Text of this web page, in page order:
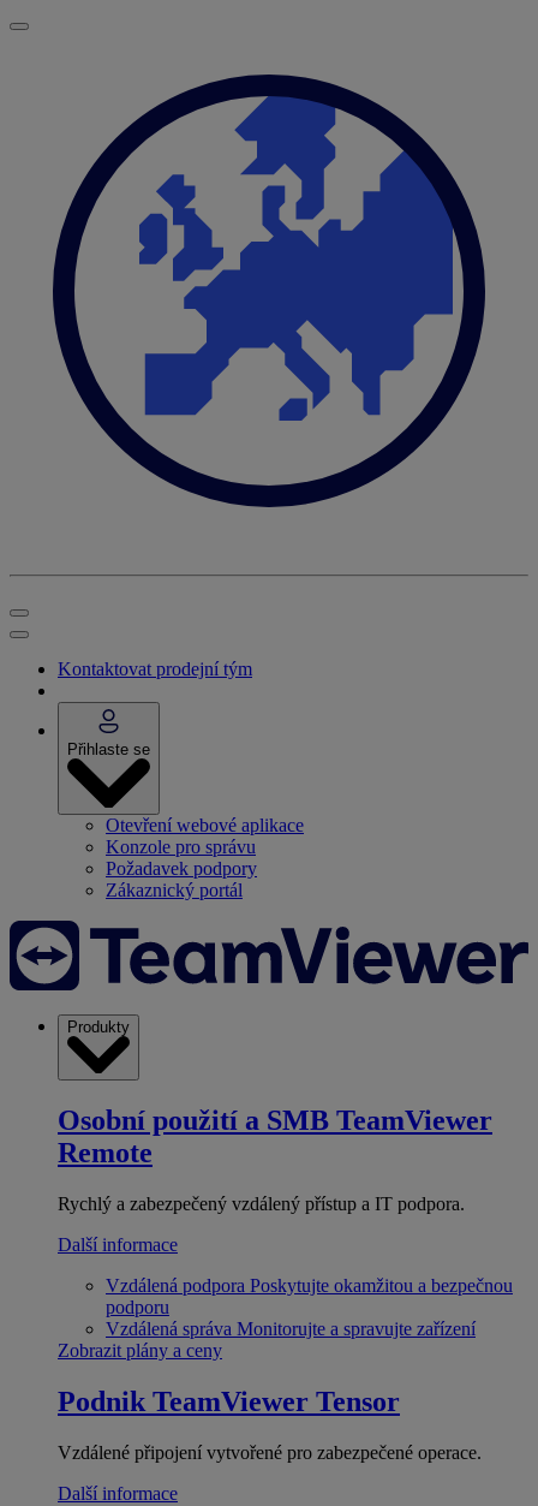
Kontaktovat prodejní tým
Přihlaste se
Otevření webové aplikace
Konzole pro správu
Požadavek podpory
Zákaznický portál
Produkty
Osobní použití a SMB TeamViewer
Remote
Rychlý a zabezpečený vzdálený přístup a IT podpora.
Další informace
Vzdálená podpora Poskytujte okamžitou a bezpečnou
podporu
Vzdálená správa Monitorujte a spravujte zařízení
Zobrazit plány a ceny
Podnik TeamViewer Tensor
Vzdálené připojení vytvořené pro zabezpečené operace.
Další informace